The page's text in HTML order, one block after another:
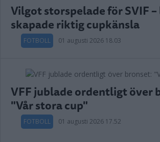
Vilgot storspelade för SVIF
skapade riktig cupkänsla
FOTBOLL 01 augusti 2026 18.03
VFF jublade ordentligt över
"Vår stora cup"
FOTBOLL 01 augusti 2026 17.52